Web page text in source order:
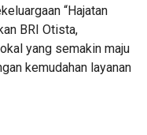
“Hajatan
BRI Otista,
yang semakin maju
kemudahan layanan